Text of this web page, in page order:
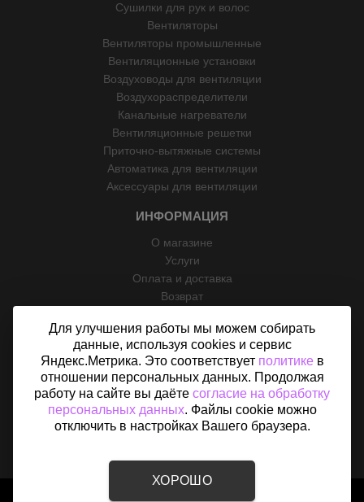
Сушилки для рук и волос
Вентиляторы
Вентиляторы промышленные
Вентиляционные установки
Воздуховоды для вентиляции
Воздухораспределители
Канальные нагреватели
Вентиляционные решетки
Приточно-вытяжные системы
Автоматика для вентиляции
Аксессуары для вентиляции
ИНФОРМАЦИЯ
О магазине
Услуги
Оплата и доставка
Возврат
Контакты
Политика конфиденциальности
Согласие на обработку персональных данных
Карта сайта
2015 - 2026 © «Вентфом» - Интернет-магазин вентиляции в
Для улучшения работы мы можем собирать
данные, используя cookies и сервис
Яндекс.Метрика. Это соответствует политикев
отношении персональных данных. Продолжая
работу на сайте вы даёте согласие на обработку
персональных данных. Файлы cookie можно
отключить в настройках Вашего браузера.
ХОРОШО